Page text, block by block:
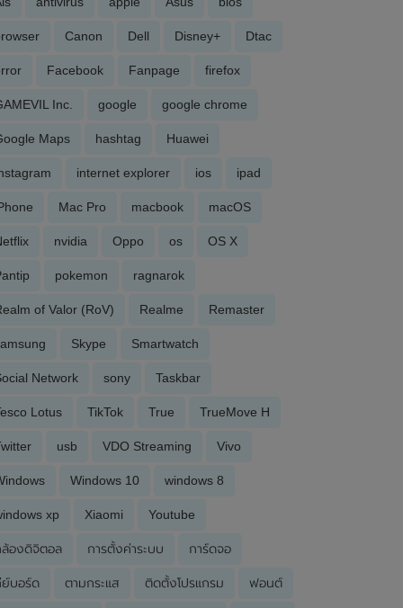
Canon Dell Disney+ Dtac
Facebook Fanpage firefox
Inc. google google chrome
Maps hashtag Huawei
internet explorer ios ipad
Mac Pro macbook macOS
nvidia Oppo os OS X
pokemon ragnarok
of Valor (RoV) Realme Remaster
Skype Smartwatch
Network sony Taskbar
Lotus TikTok True TrueMove H
usb VDO Streaming Vivo
Windows 10 windows 8
xp Xiaomi Youtube
องดิจิตอล การตั้งค่าระบบ การ์ดจอ
บอร์ด ตามกระแส ติดตั้งโปรแกรม ฟอนต์